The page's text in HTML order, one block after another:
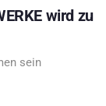
wird zu
sein